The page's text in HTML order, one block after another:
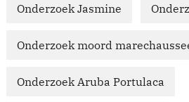
Onderzoek Jasmine
Onderzoek moord
Onderzoek Aruba Portulaca